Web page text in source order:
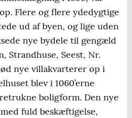
Flere og flere ydedygtige
ud af byen, og lige uden
nye bydele til gengæld
Strandhuse, Seest, Nr.
nye villakvarterer op i
blev i 1060’erne
boligform. Den nye
fuld beskæftigelse,